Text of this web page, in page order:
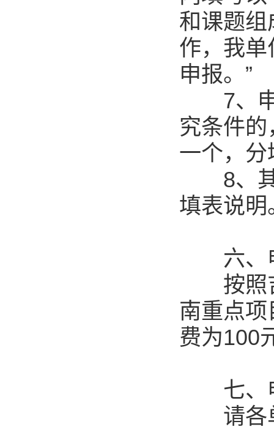
和课题
作，我
申报。”
7、申
究条件
一个，
8、其
填表说明
六、
按照吉
南重点
费为100
七、
请各单